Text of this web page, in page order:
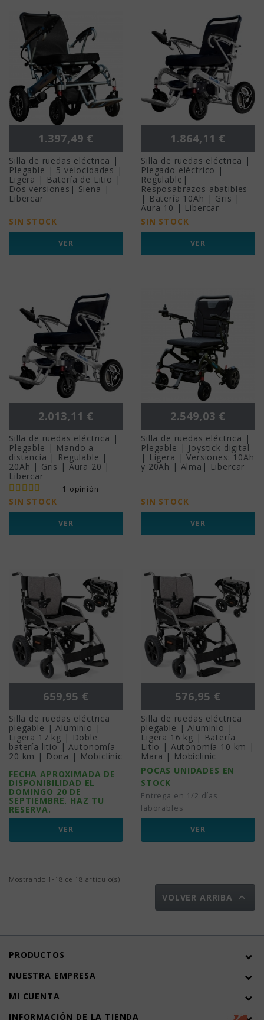
Precio
1.397,49 €
Silla de ruedas eléctrica |
Plegable | 5 velocidades |
Ligera | Batería de Litio |
Dos versiones| Siena |
Libercar
SIN STOCK
VER
Precio
1.864,11 €
Silla de ruedas eléctrica |
Plegado eléctrico |
Regulable|
Resposabrazos abatibles
| Batería 10Ah | Gris |
Aura 10 | Libercar
SIN STOCK
VER
Precio
2.013,11 €
Silla de ruedas eléctrica |
Plegable | Mando a
distancia | Regulable |
20Ah | Gris | Aura 20 |
Libercar
1 opinión
SIN STOCK
VER
Precio
2.549,03 €
Silla de ruedas eléctrica |
Plegable | Joystick digital
| Ligera | Versiones: 10Ah
y 20Ah | Alma| Libercar
SIN STOCK
VER
Precio
659,95 €
Silla de ruedas eléctrica
plegable | Aluminio |
Ligera 17 kg | Doble
batería litio | Autonomía
20 km | Dona | Mobiclinic
FECHA APROXIMADA DE
DISPONIBILIDAD EL
DOMINGO 20 DE
SEPTIEMBRE. HAZ TU
RESERVA.
VER
Precio
576,95 €
Silla de ruedas eléctrica
plegable | Aluminio |
Ligera 16 kg | Batería
Litio | Autonomía 10 km |
Mara | Mobiclinic
POCAS UNIDADES EN
STOCK
Entrega en 1/2 días
laborables
VER
Mostrando 1-18 de 18 artículo(s)
VOLVER ARRIBA 
PRODUCTOS
NUESTRA EMPRESA
MI CUENTA
INFORMACIÓN DE LA TIENDA